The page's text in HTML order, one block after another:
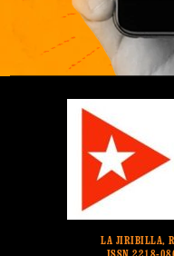
LA JIRIBILLA,